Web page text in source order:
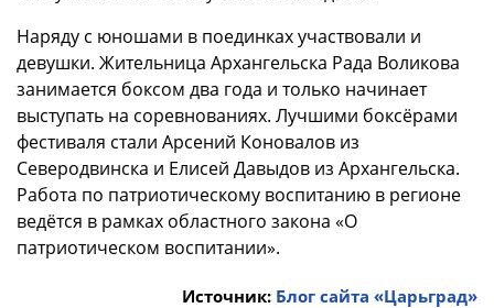
Наряду с юношами в поединках участвовали и
девушки. Жительница Архангельска Рада Воликова
занимается боксом два года и только начинает
выступать на соревнованиях. Лучшими боксёрами
фестиваля стали Арсений Коновалов из
Северодвинска и Елисей Давыдов из Архангельска.
Работа по патриотическому воспитанию в регионе
ведётся в рамках областного закона «О
патриотическом воспитании».
Источник: Блог сайта «Царьград»